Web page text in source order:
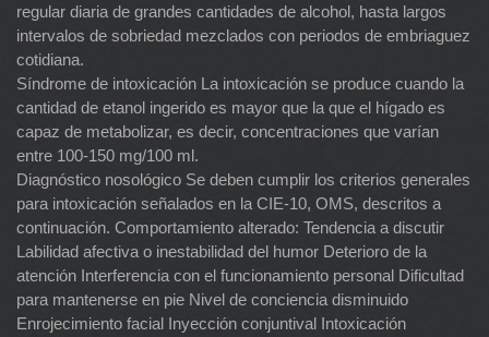
regular diaria de grandes cantidades de alcohol, hasta largos
intervalos de sobriedad mezclados con periodos de embriaguez
cotidiana.
Síndrome de intoxicación La intoxicación se produce cuando la
cantidad de etanol ingerido es mayor que la que el hígado es
capaz de metabolizar, es decir, concentraciones que varían
entre 100-150 mg/100 ml.
Diagnóstico nosológico Se deben cumplir los criterios generales
para intoxicación señalados en la CIE-10, OMS, descritos a
continuación. Comportamiento alterado: Tendencia a discutir
Labilidad afectiva o inestabilidad del humor Deterioro de la
atención Interferencia con el funcionamiento personal Dificultad
para mantenerse en pie Nivel de conciencia disminuido
Enrojecimiento facial Inyección conjuntival Intoxicación